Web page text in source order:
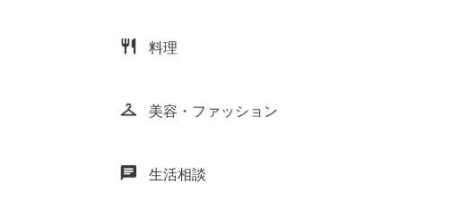
restaurant 料理
checkroom 美容・ファッション
chat 生活相談